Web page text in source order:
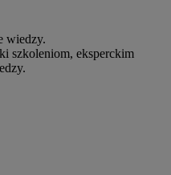
wiedzy.
szkoleniom, eksperckim